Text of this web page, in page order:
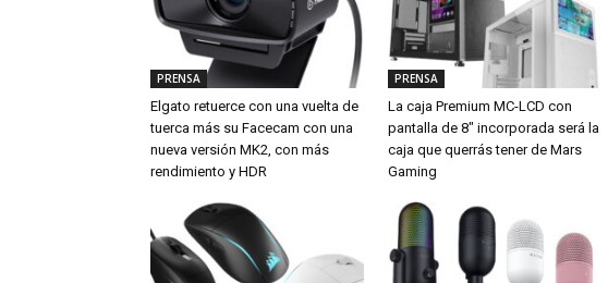
PRENSA
Elgato retuerce con una vuelta de
tuerca más su Facecam con una
nueva versión MK2, con más
rendimiento y HDR
PRENSA
La caja Premium MC-LCD con
pantalla de 8″ incorporada será la
caja que querrás tener de Mars
Gaming